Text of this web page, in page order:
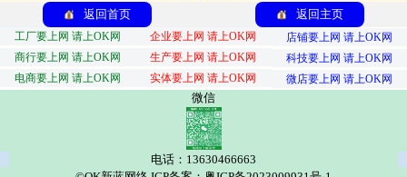
返回首页 返回主页
工厂要上网 请上OK网 企业要上网 请上OK网
店铺要上网 请上OK网
商行要上网 请上OK网
生产要上网 请上OK网
科技要上网 请上OK网
电商要上网 请上OK网
实体要上网 请上OK网 微店要上网 请上OK网
微信
电话：13630466663